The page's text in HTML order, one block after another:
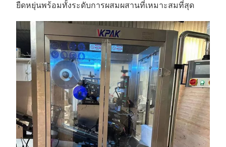
ยืดหยุ่นพร้อมทั้งระดับการผสมผสานที่เหมาะสมที่สุด